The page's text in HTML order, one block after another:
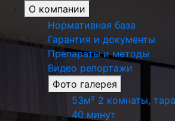
О компании
Нормативная база
Гарантия и документы
Препараты и методы
Видео репортажи
Фото галерея
53м² 2 комнаты,
40 минут